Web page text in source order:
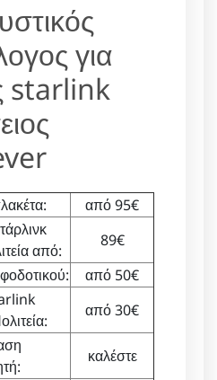
για
starlink
από 95€
από:
89€
από 50€
από 30€
καλέστε